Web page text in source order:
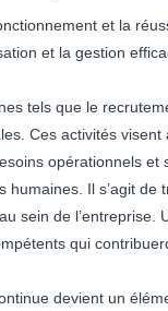
et la
et la gestion
tels que le
Ces activités visent
opérationnels et
Il s’agit de
sein de l’entreprise.
qui
devient un